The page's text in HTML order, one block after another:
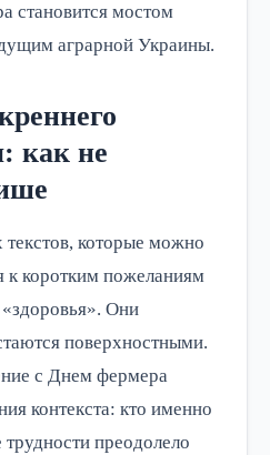
становится мостом
аграрной Украины.
как не
которые можно
к коротким пожеланиям
Они
поверхностными.
с Днем фермера
контекста: кто именно
трудности преодолело